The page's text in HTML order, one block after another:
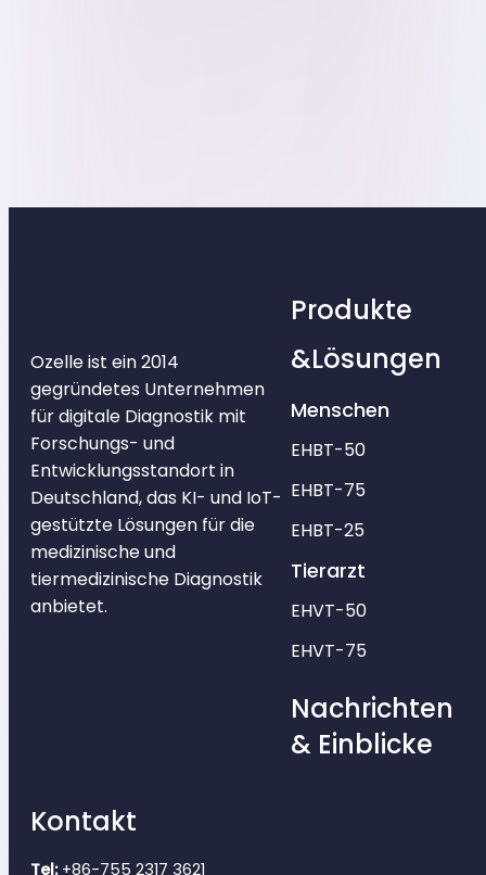
Ozelle ist ein 2014
gegründetes Unternehmen
für digitale Diagnostik mit
Forschungs- und
Entwicklungsstandort in
Deutschland, das KI- und IoT-
gestützte Lösungen für die
medizinische und
tiermedizinische Diagnostik
anbietet.
Produkte
&Lösungen
Menschen
EHBT-50
EHBT-75
EHBT-25
Tierarzt
EHVT-50
EHVT-75
Nachrichten
& Einblicke
Kontakt
Tel:+86-755 2317 3621